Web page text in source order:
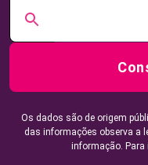
Os dados são de origem
das informações observa a
informação.